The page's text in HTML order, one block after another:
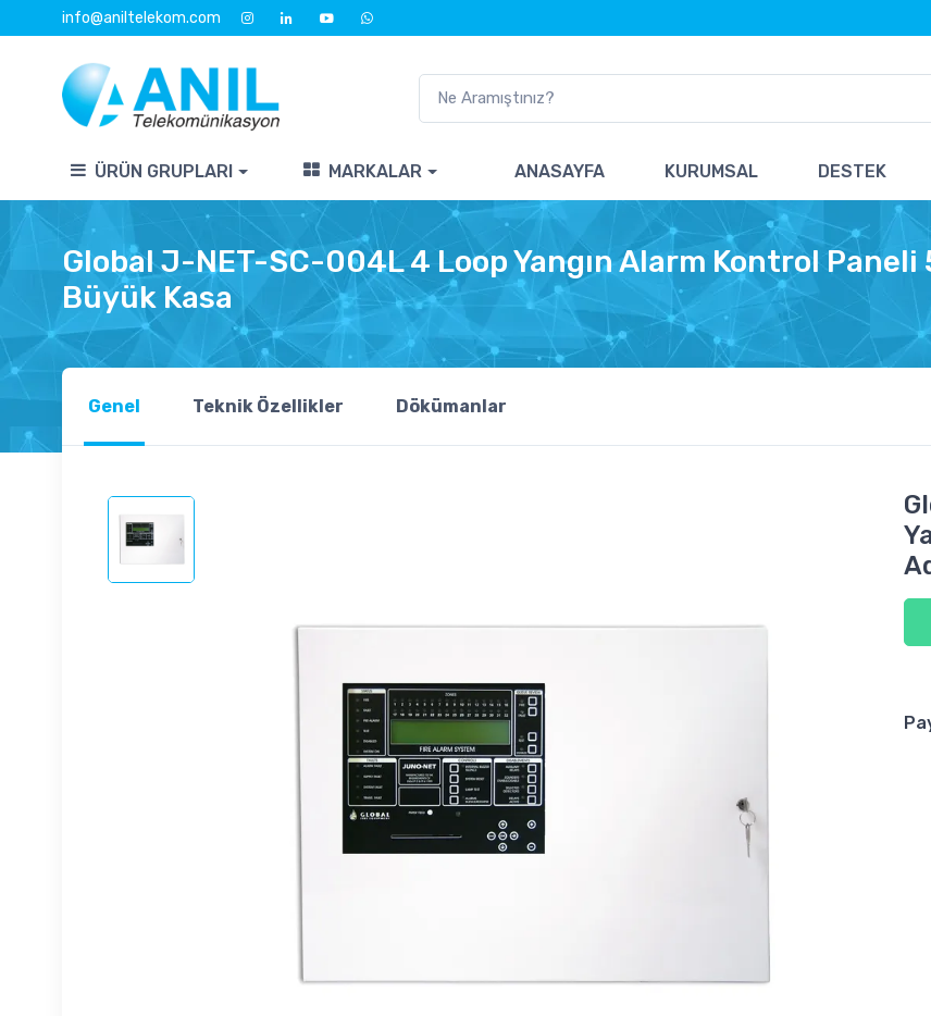
info@aniltelekom.com
ÜRÜN GRUPLARI MARKALAR ANASAYFA KURUMSAL DESTEK
Global J-NET-SC-004L 4 Loop Yangın Alarm Kontrol Paneli
Büyük Kasa
Genel Teknik Özellikler Dökümanlar